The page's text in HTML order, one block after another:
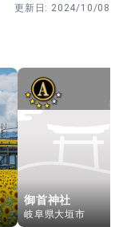
更新日: 2024/10/08
御首神社
岐阜県大垣市